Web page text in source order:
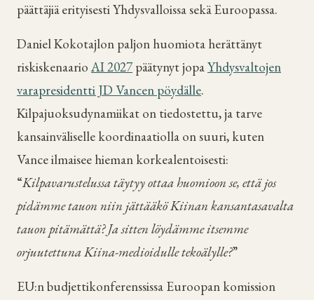
päättäjiä erityisesti Yhdysvalloissa sekä Euroopassa.
Daniel Kokotajlon paljon huomiota herättänyt
riskiskenaarioAI 2027 päätynyt jopaYhdysvaltojen
varapresidentti JD Vancen pöydälle.
Kilpajuoksudynamiikat on tiedostettu, ja tarve
kansainväliselle koordinaatiolla on suuri, kuten
Vance ilmaisee hieman korkealentoisesti:
“Kilpavarustelussa täytyy ottaa huomioon se, että jos
pidämme tauon niin jättääkö Kiinan kansantasavalta
tauon pitämättä? Ja sitten löydämme itsemme
orjuutettuna Kiina-medioidulle tekoälylle?”
EU:n budjettikonferenssissa Euroopan komission